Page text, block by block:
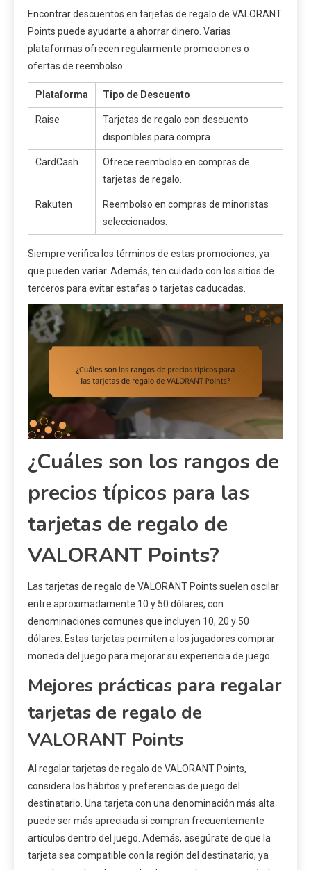
Encontrar descuentos en tarjetas de regalo de VALORANT
Points puede ayudarte a ahorrar dinero. Varias
plataformas ofrecen regularmente promociones o
ofertas de reembolso:
Plataforma Tipo de Descuento
Raise
Tarjetas de regalo con descuento
disponibles para compra.
CardCash
Ofrece reembolso en compras de
tarjetas de regalo.
Rakuten
Reembolso en compras de minoristas
seleccionados.
Siempre verifica los términos de estas promociones, ya
que pueden variar. Además, ten cuidado con los sitios de
terceros para evitar estafas o tarjetas caducadas.
¿Cuáles son los rangos de
precios típicos para las
tarjetas de regalo de
VALORANT Points?
Las tarjetas de regalo de VALORANT Points suelen oscilar
entre aproximadamente 10 y 50 dólares, con
denominaciones comunes que incluyen 10, 20 y 50
dólares. Estas tarjetas permiten a los jugadores comprar
moneda del juego para mejorar su experiencia de juego.
Mejores prácticas para regalar
tarjetas de regalo de
VALORANT Points
Al regalar tarjetas de regalo de VALORANT Points,
considera los hábitos y preferencias de juego del
destinatario. Una tarjeta con una denominación más alta
puede ser más apreciada si compran frecuentemente
artículos dentro del juego. Además, asegúrate de que la
tarjeta sea compatible con la región del destinatario, ya